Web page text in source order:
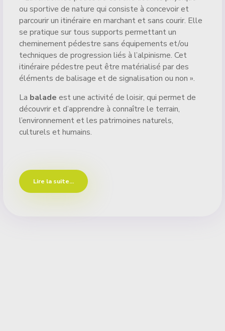
ou sportive de nature qui consiste à concevoir et
parcourir un itinéraire en marchant et sans courir. Elle
se pratique sur tous supports permettant un
cheminement pédestre sans équipements et/ou
techniques de progression liés à l’alpinisme. Cet
itinéraire pédestre peut être matérialisé par des
éléments de balisage et de signalisation ou non ».
La balade est une activité de loisir, qui permet de
découvrir et d’apprendre à connaître le terrain,
l’environnement et les patrimoines naturels,
culturels et humains.
Lire la suite...